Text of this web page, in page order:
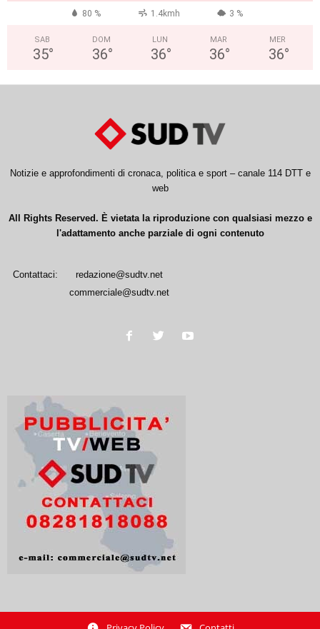
80 % 1.4kmh 3 %
SAB
35°
DOM
36°
LUN
36°
MAR
36°
MER
36°
Notizie e approfondimenti di cronaca, politica e sport – canale 114 DTT e
web
All Rights Reserved. È vietata la riproduzione con qualsiasi mezzo e
l'adattamento anche parziale di ogni contenuto
Contattaci:
redazione@sudtv.net
commerciale@sudtv.net